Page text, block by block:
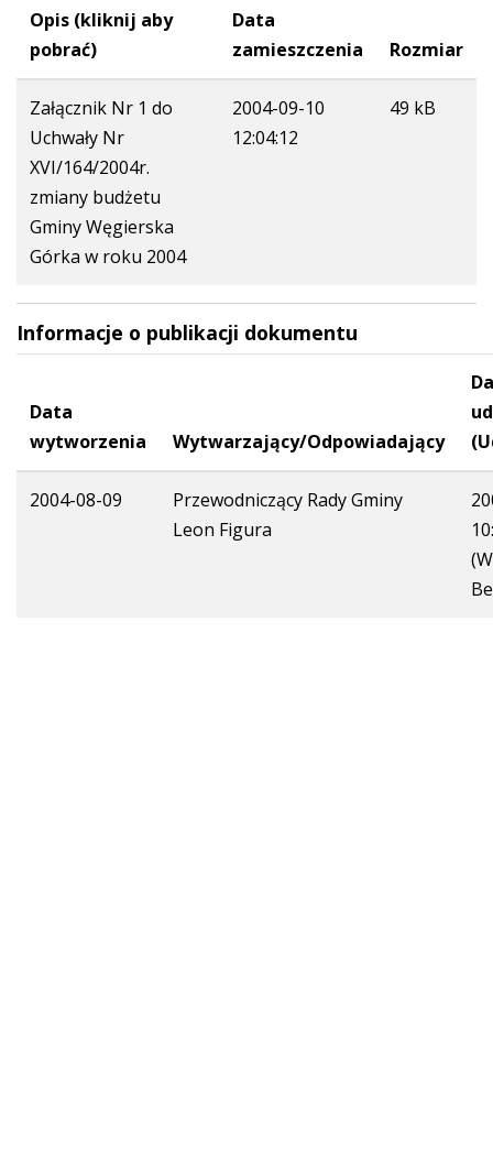
Opis (kliknij aby
pobrać)
Data
zamieszczenia
Rozmiar
Załącznik Nr 1 do
Uchwały Nr
XVI/164/2004r.
zmiany budżetu
Gminy Węgierska
Górka w roku 2004
2004-09-10
12:04:12
49 kB
Informacje o publikacji dokumentu
Data
wytworzenia
Wytwarzający/Odpowiadający
2004-08-09
Przewodniczący Rady Gminy
Leon Figura